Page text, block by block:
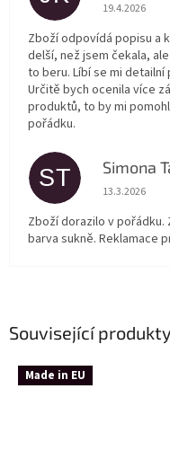
Související produkty
Made in EU
Hodnocení
19.4.2026
Zboží odpovídá popisu a
delší, než jsem čekala,
to beru. Líbí se mi
Určitě bych ocenila více
produktů, to by mi
pořádku.
ST Simona
Hodnocení
13.3.2026
Zboží dorazilo v pořádku.
barva sukně. Reklamace